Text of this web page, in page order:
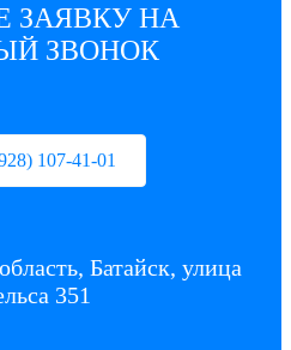
ЗАЯВКУ НА
ЗВОНОК
107-41-01
Батайск, улица
351